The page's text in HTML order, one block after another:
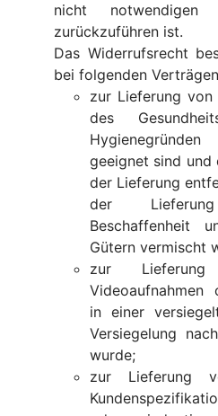
nicht
zurückzuführen ist.
Das Widerrufsrecht
bei folgenden
zur Lieferung von
des
geeignet sind und
der Lieferung
der
Beschaffenheit
Gütern vermischt
zur
Videoaufnahmen
in einer
Versiegelung
wurde;
zur Lieferung